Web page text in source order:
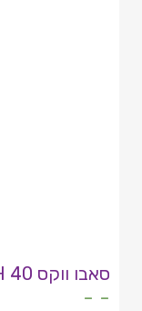
סאבו ווקס ELH 40
- -